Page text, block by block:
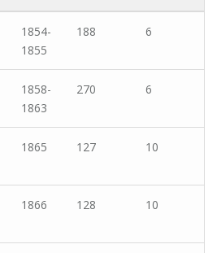
1854-
1855
188 6
1858-
1863
270 6
1865 127 10
1866 128 10